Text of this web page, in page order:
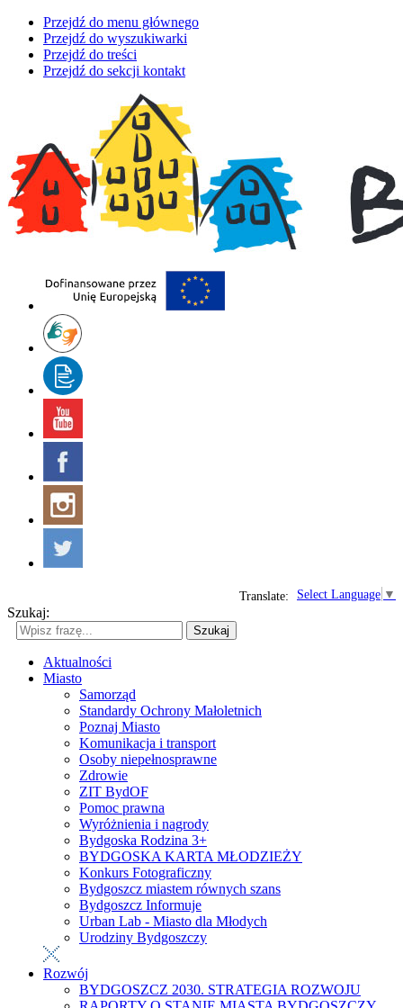
Przejdź do menu głównego
Przejdź do wyszukiwarki
Przejdź do treści
Przejdź do sekcji kontakt
Select Language ▼
Translate:
Szukaj:
Szukaj
Aktualności
Miasto
Samorząd
Standardy Ochrony Małoletnich
Poznaj Miasto
Komunikacja i transport
Osoby niepełnosprawne
Zdrowie
ZIT BydOF
Pomoc prawna
Wyróżnienia i nagrody
Bydgoska Rodzina 3+
BYDGOSKA KARTA MŁODZIEŻY
Konkurs Fotograficzny
Bydgoszcz miastem równych szans
Bydgoszcz Informuje
Urban Lab - Miasto dla Młodych
Urodziny Bydgoszczy
Rozwój
BYDGOSZCZ 2030. STRATEGIA ROZWOJU